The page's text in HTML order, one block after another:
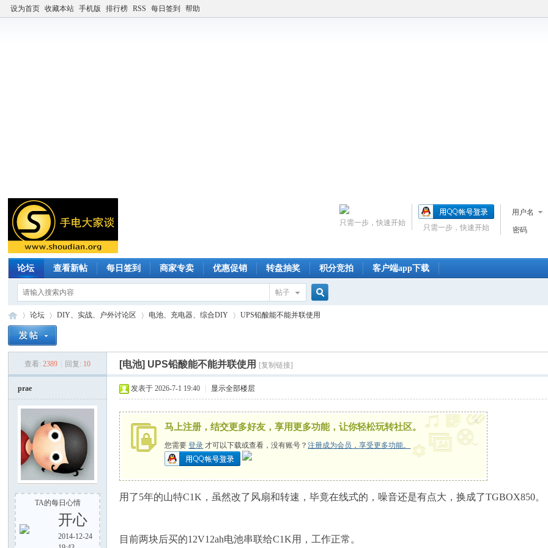
设为首页 收藏本站 手机版 排行榜 RSS 每日签到 帮助
用户名
密码
只需一步，快速开始
只需一步，快速开始
论坛 查看新帖 每日签到 商家专卖 优惠促销 转盘抽奖 积分竞拍 客户端app下载
帖子
搜
论坛
›
DIY、实战、户外讨论区
›
电池、充电器、综合DIY
›
UPS铅酸能不能并联使用
查看: 2389 回复: 10 [电池] UPS铅酸能不能并联使用 [复制链接]
prae
TA的每日心情
开心
2014-12-24
发表于 2026-7-1 19:40 显示全部楼层
马上注册，结交更多好友，享用更多功能，让你轻松玩转社区。
您需要登录 才可以下载或查看，没有账号？注册成为会员，享受更多功能。
x
用了5年的山特C1K，虽然改了风扇和转速，毕竟在线式的，噪音还是有点大，换成了TGBOX850。
目前两块后买的12V12ah电池串联给C1K用，工作正常。